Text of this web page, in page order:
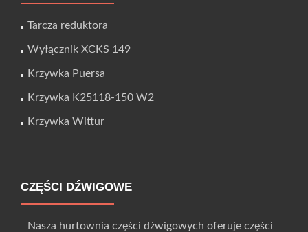
Tarcza reduktora
Wyłącznik XCKS 149
Krzywka Puersa
Krzywka K25118-150 W2
Krzywka Wittur
CZĘŚCI DŹWIGOWE
Nasza hurtownia części dźwigowych oferuje części